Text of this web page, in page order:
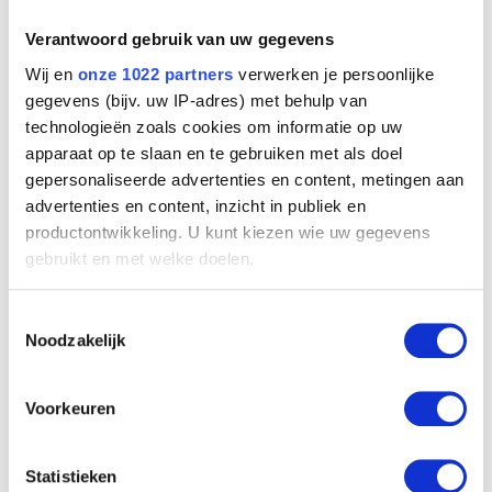
Verantwoord gebruik van uw gegevens
Wij en onze 1022 partners verwerken je persoonlijke
gegevens (bijv. uw IP-adres) met behulp van
technologieën zoals cookies om informatie op uw
apparaat op te slaan en te gebruiken met als doel
gepersonaliseerde advertenties en content, metingen aan
advertenties en content, inzicht in publiek en
productontwikkeling. U kunt kiezen wie uw gegevens
gebruikt en met welke doelen.
Informatie verzamelen over uw geografische
locatie, die tot een paar meter nauwkeurig kan zijn
scannen op specifieke eigenschappen (fingerprinting)
detailgedeeltein.
U kunt uw toestemming op elk moment wijzigen of
Noodzakelijk
Voorkeuren
Statistieken
Gesprek
Edgard Tytgat